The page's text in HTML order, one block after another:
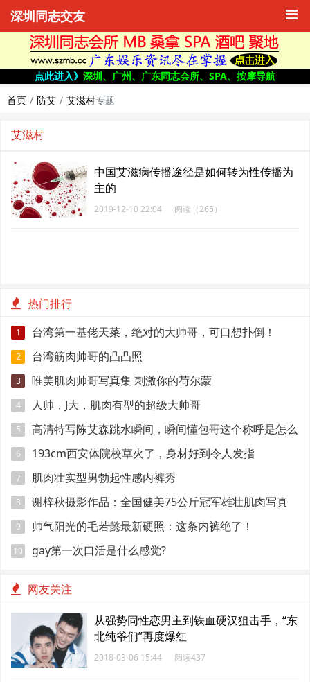
深圳同志交友
点此进入》 深圳、广州、广东同志会所、SPA、按摩导航
首页
防艾 艾滋村专题
艾滋村
中国艾滋病传播途径是如何转为性传播为
主的
2019-12-10 22:04 阅读（265）
热门排行
1 台湾第一基佬天菜，绝对的大帅哥，可口想扑倒！
2 台湾筋肉帅哥的凸凸照
3 唯美肌肉帅哥写真集 刺激你的荷尔蒙
4 人帅，J大，肌肉有型的超级大帅哥
5
高清特写陈艾森跳水瞬间，瞬间懂包哥这个称呼是怎么
来的
6 193cm西安体院校草火了，身材好到令人发指
7 肌肉壮实型男勃起性感内裤秀
8 谢梓秋摄影作品：全国健美75公斤冠军雄壮肌肉写真
9 帅气阳光的毛若懿最新硬照：这条内裤绝了！
10 gay第一次口活是什么感觉?
网友关注
从强势同性恋男主到铁血硬汉狙击手，“东
北纯爷们”再度爆红
2018-03-06 15:44 阅读437